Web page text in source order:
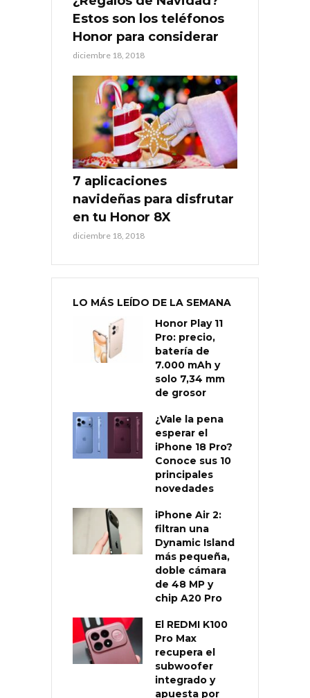
Estos son los teléfonos
Honor para considerar
diciembre 18, 2018
7 aplicaciones
navideñas para disfrutar
en tu Honor 8X
diciembre 18, 2018
LO MÁS LEÍDO DE LA SEMANA
Honor Play 11
Pro: precio,
batería de
7.000 mAh y
solo 7,34 mm
de grosor
¿Vale la pena
esperar el
iPhone 18 Pro?
Conoce sus 10
principales
novedades
iPhone Air 2:
filtran una
Dynamic Island
más pequeña,
doble cámara
de 48 MP y
chip A20 Pro
El REDMI K100
Pro Max
recupera el
subwoofer
integrado y
apuesta por